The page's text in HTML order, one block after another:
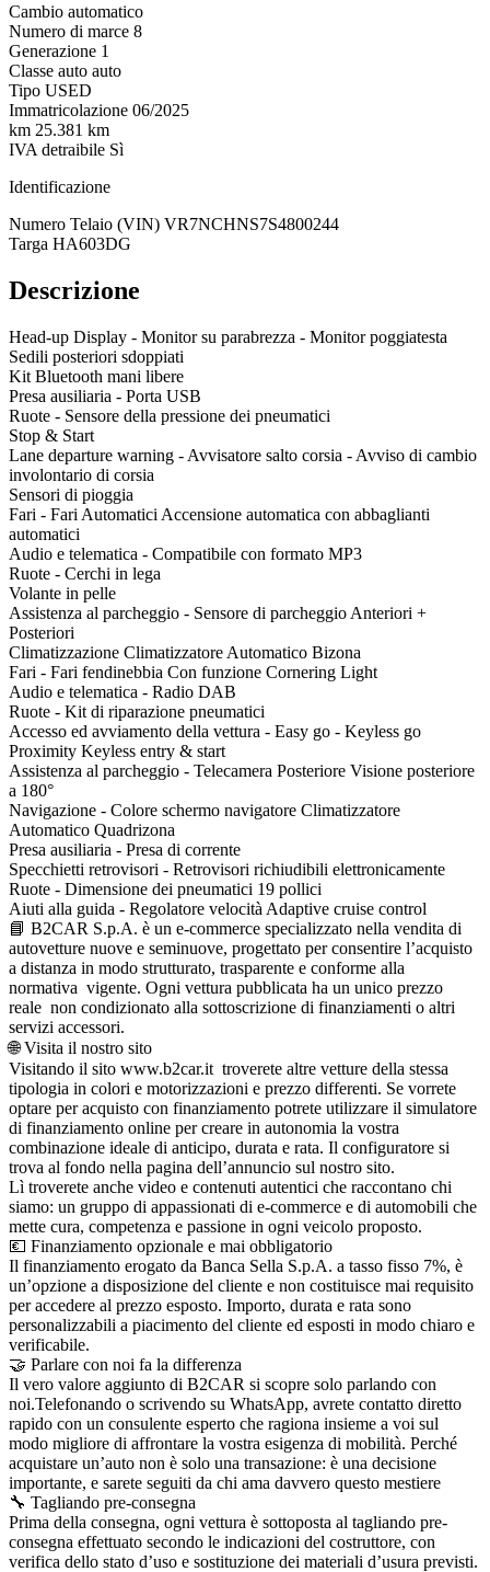
Cambio automatico
Numero di marce 8
Generazione 1
Classe auto auto
Tipo USED
Immatricolazione 06/2025
km 25.381 km
IVA detraibile Sì
Identificazione
Numero Telaio (VIN) VR7NCHNS7S4800244
Targa HA603DG
Descrizione
Head-up Display - Monitor su parabrezza - Monitor poggiatesta
Sedili posteriori sdoppiati
Kit Bluetooth mani libere
Presa ausiliaria - Porta USB
Ruote - Sensore della pressione dei pneumatici
Stop & Start
Lane departure warning - Avvisatore salto corsia - Avviso di cambio
involontario di corsia
Sensori di pioggia
Fari - Fari Automatici Accensione automatica con abbaglianti
automatici
Audio e telematica - Compatibile con formato MP3
Ruote - Cerchi in lega
Volante in pelle
Assistenza al parcheggio - Sensore di parcheggio Anteriori +
Posteriori
Climatizzazione Climatizzatore Automatico Bizona
Fari - Fari fendinebbia Con funzione Cornering Light
Audio e telematica - Radio DAB
Ruote - Kit di riparazione pneumatici
Accesso ed avviamento della vettura - Easy go - Keyless go
Proximity Keyless entry & start
Assistenza al parcheggio - Telecamera Posteriore Visione posteriore
a 180°
Navigazione - Colore schermo navigatore Climatizzatore
Automatico Quadrizona
Presa ausiliaria - Presa di corrente
Specchietti retrovisori - Retrovisori richiudibili elettronicamente
Ruote - Dimensione dei pneumatici 19 pollici
Aiuti alla guida - Regolatore velocità Adaptive cruise control
📘 B2CAR S.p.A. è un e-commerce specializzato nella vendita di
autovetture nuove e seminuove, progettato per consentire l’acquisto
a distanza in modo strutturato, trasparente e conforme alla
normativa vigente. Ogni vettura pubblicata ha un unico prezzo
reale non condizionato alla sottoscrizione di finanziamenti o altri
servizi accessori.
🌐 Visita il nostro sito
Visitando il sito www.b2car.it troverete altre vetture della stessa
tipologia in colori e motorizzazioni e prezzo differenti. Se vorrete
optare per acquisto con finanziamento potrete utilizzare il simulatore
di finanziamento online per creare in autonomia la vostra
combinazione ideale di anticipo, durata e rata. Il configuratore si
trova al fondo nella pagina dell’annuncio sul nostro sito.
Lì troverete anche video e contenuti autentici che raccontano chi
siamo: un gruppo di appassionati di e-commerce e di automobili che
mette cura, competenza e passione in ogni veicolo proposto.
💶 Finanziamento opzionale e mai obbligatorio
Il finanziamento erogato da Banca Sella S.p.A. a tasso fisso 7%, è
un’opzione a disposizione del cliente e non costituisce mai requisito
per accedere al prezzo esposto. Importo, durata e rata sono
personalizzabili a piacimento del cliente ed esposti in modo chiaro e
verificabile.
🤝 Parlare con noi fa la differenza
Il vero valore aggiunto di B2CAR si scopre solo parlando con
noi.Telefonando o scrivendo su WhatsApp, avrete contatto diretto
rapido con un consulente esperto che ragiona insieme a voi sul
modo migliore di affrontare la vostra esigenza di mobilità. Perché
acquistare un’auto non è solo una transazione: è una decisione
importante, e sarete seguiti da chi ama davvero questo mestiere
🔧 Tagliando pre-consegna
Prima della consegna, ogni vettura è sottoposta al tagliando pre-
consegna effettuato secondo le indicazioni del costruttore, con
verifica dello stato d’uso e sostituzione dei materiali d’usura previsti.